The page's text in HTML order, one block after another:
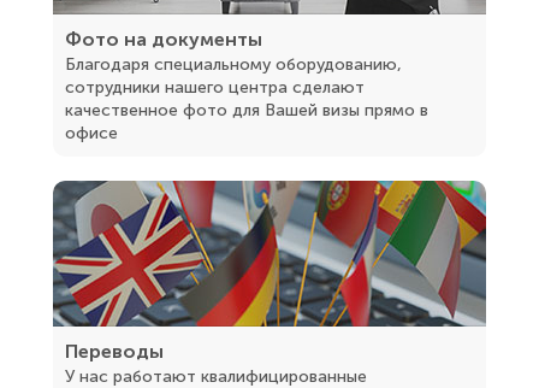
Фото на документы
Благодаря специальному оборудованию,
сотрудники нашего центра сделают
качественное фото для Вашей визы прямо в
офисе
Переводы
У нас работают квалифицированные